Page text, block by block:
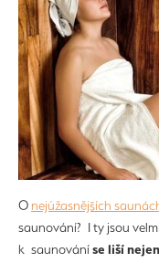
O nejúžasnějších
saunování? I ty jsou
k saunováníse liší